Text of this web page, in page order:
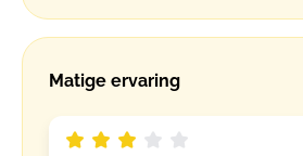
Matige ervaring